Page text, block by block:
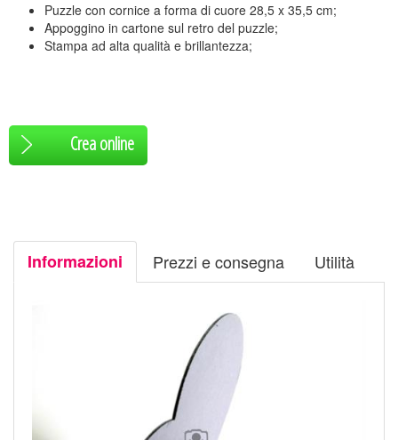
Puzzle con cornice a forma di cuore 28,5 x 35,5 cm;
Appoggino in cartone sul retro del puzzle;
Stampa ad alta qualità e brillantezza;
Crea online
Informazioni Prezzi e consegna Utilità